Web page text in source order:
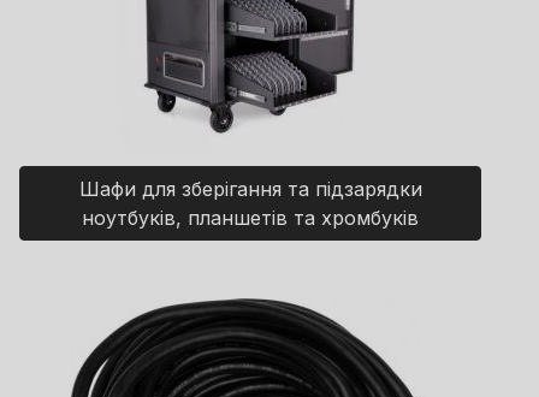
Шафи для зберігання та підзарядки
ноутбуків, планшетів та хромбуків